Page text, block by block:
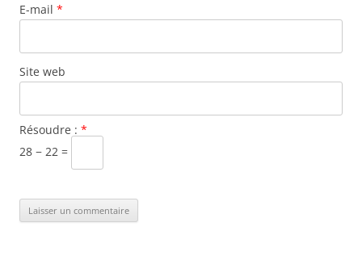
E-mail *
Site web
Résoudre : *
28 − 22 =